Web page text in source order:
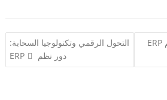
تحديات وفوائد تنفيذ نظم ERP
التحول الرقمي وتكنولوجيا السحابة:
دور نظم ERP